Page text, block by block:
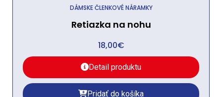
DÁMSKE ČLENKOVÉ NÁRAMKY
Retiazka na nohu
18,00€
Detail produktu
Pridať do košíka